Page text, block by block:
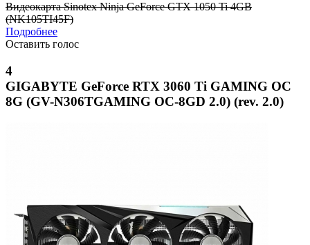
Видеокарта Sinotex Ninja GeForce GTX 1050 Ti 4GB
(NK105TI45F)
Подробнее
Оставить голос
4
GIGABYTE GeForce RTX 3060 Ti GAMING OC
8G (GV-N306TGAMING OC-8GD 2.0) (rev. 2.0)